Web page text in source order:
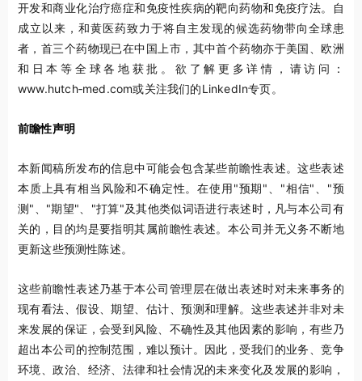
开发和商业化治疗癌症和免疫性疾病的靶向药物和免疫疗法。自
成立以来，和黄医药致力于将自主发现的候选药物带向全球患
者，首三个药物现已在中国上市，其中首个药物亦于美国、欧洲
和日本等全球各地获批。欲了解更多详情，请访问：
www.hutch‑med.com或关注我们的LinkedIn专页。
前瞻性声明
本新闻稿所发布的信息中可能会包含某些前瞻性表述。这些表述
本质上具有相当风险和不确定性。在使用"预期"、"相信"、"预
测"、"期望"、"打算"及其他类似词语进行表述时，凡与本公司有
关的，目的均是要指明其属前瞻性表述。本公司并无义务不断地
更新这些预测性陈述。
这些前瞻性表述乃基于本公司管理层在做出表述时对未来事务的
现有看法、假设、期望、估计、预测和理解。这些表述并非对未
来发展的保证，会受到风险、不确性及其他因素的影响，有些乃
超出本公司的控制范围，难以预计。因此，受我们的业务、竞争
环境、政治、经济、法律和社会情况的未来变化及发展的影响，